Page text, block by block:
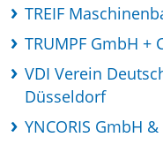
TREIF
TRUMPF GmbH +
VDI Verein
Düsseldorf
YNCORIS GmbH